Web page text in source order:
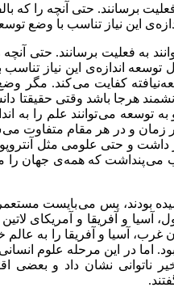
برسانند. حتی آنچه را که
این نیاز تناسب با وضع
به فعلیت برسانند. حتی آنچه
اندازه‌ی این نیاز تناسب
کفایت می کند. مگر
هرجا باشد وقتی حقیقتا
می توانند علم را به
و در هر مقام متفاوت می
و حتی علومی مثل
می پنداشت که همه‌ی جهان
بودند، پس می بایست
و آفریقا و آمریکای
و آفریقا را به عالم
اما در این مرحله علوم
نشان داد و بعضی